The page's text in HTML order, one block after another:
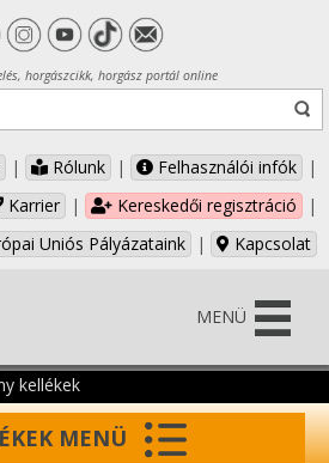
horgászcikk, horgász portál online
| Rólunk | Felhasználói infók
|
Karrier
| Kereskedői regisztráció
|
Uniós Pályázataink
| Kapcsolat
MENÜ
kellékek
MENÜ